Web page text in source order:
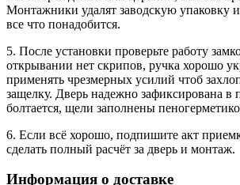
Монтажники удалят заводскую упаковку
все что понадобится.
5. После установки проверьте работу
открывании нет скрипов, ручка хорошо
применять чрезмерных усилий чтоб
защелку. Дверь надежно зафиксирована в
болтается, щели заполнены
6. Если всё хорошо, подпишите акт
сделать полный расчёт за дверь и монтаж.
Информация о доставке